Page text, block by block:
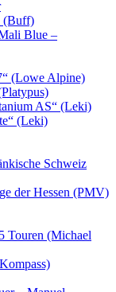
(Buff)
Blue –
(Lowe Alpine)
AS“ (Leki)
(Leki)
Schweiz
der Hessen (PMV)
Touren (Michael